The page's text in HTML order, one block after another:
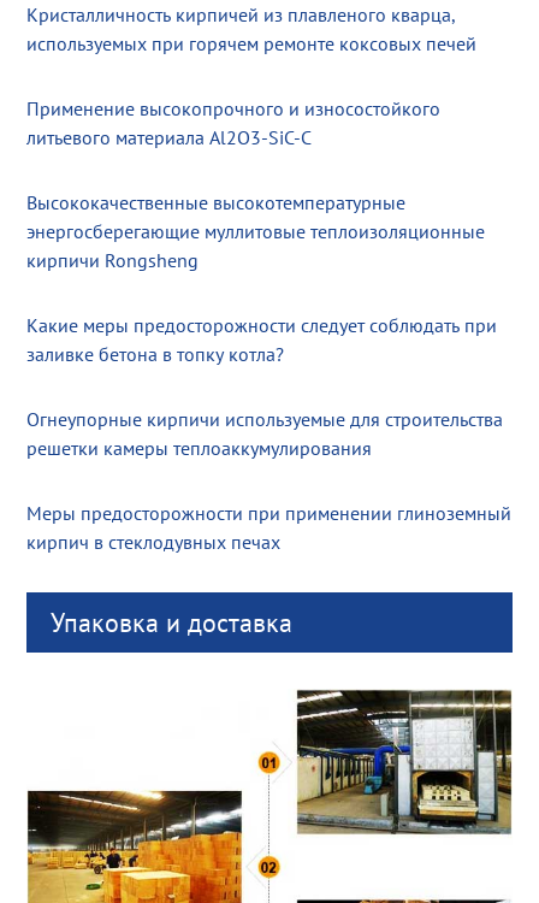
Кристалличность кирпичей из плавленого кварца,
используемых при горячем ремонте коксовых печей
Применение высокопрочного и износостойкого
литьевого материала Al2O3-SiC-C
Высококачественные высокотемпературные
энергосберегающие муллитовые теплоизоляционные
кирпичи Rongsheng
Какие меры предосторожности следует соблюдать при
заливке бетона в топку котла?
Огнеупорные кирпичи используемые для строительства
решетки камеры теплоаккумулирования
Меры предосторожности при применении глиноземный
кирпич в стеклодувных печах
Упаковка и доставка